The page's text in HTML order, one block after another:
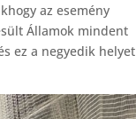
az esemény
Államok mindent
ez a negyedik helyet